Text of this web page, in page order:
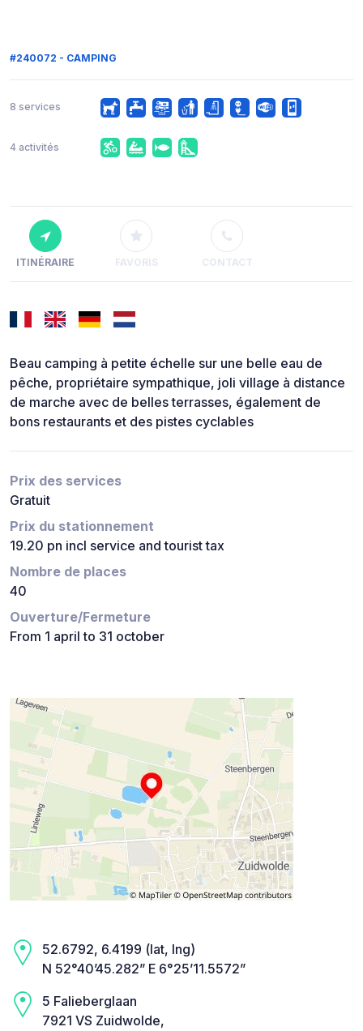
#240072 - CAMPING
8 services
4 activités
ITINÉRAIRE FAVORIS CONTACT
Beau camping à petite échelle sur une belle eau de
pêche, propriétaire sympathique, joli village à distance
de marche avec de belles terrasses, également de
bons restaurants et des pistes cyclables
Prix des services
Gratuit
Prix du stationnement
19.20 pn incl service and tourist tax
Nombre de places
40
Ouverture/Fermeture
From 1 april to 31 october
52.6792, 6.4199 (lat, lng)
N 52°40’45.282” E 6°25’11.5572”
5 Falieberglaan
7921 VS Zuidwolde,